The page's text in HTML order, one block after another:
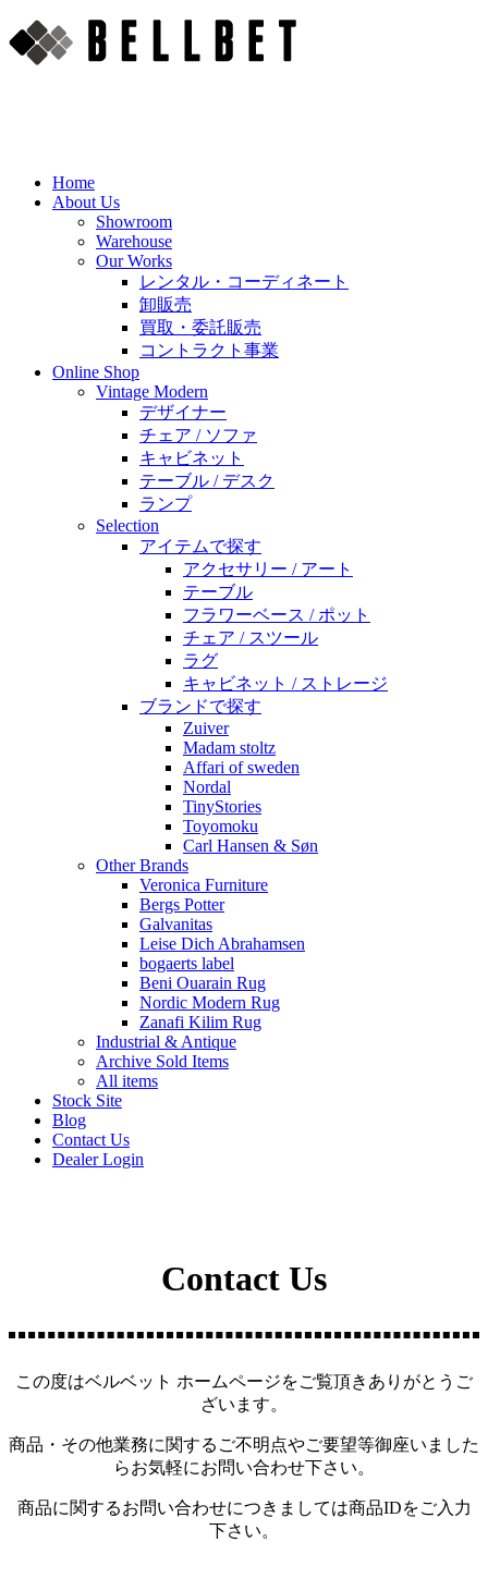
Home
About Us
Showroom
Warehouse
Our Works
レンタル・コーディネート
卸販売
買取・委託販売
コントラクト事業
Online Shop
Vintage Modern
デザイナー
チェア / ソファ
キャビネット
テーブル / デスク
ランプ
Selection
アイテムで探す
アクセサリー / アート
テーブル
フラワーベース / ポット
チェア / スツール
ラグ
キャビネット / ストレージ
ブランドで探す
Zuiver
Madam stoltz
Affari of sweden
Nordal
TinyStories
Toyomoku
Carl Hansen & Søn
Other Brands
Veronica Furniture
Bergs Potter
Galvanitas
Leise Dich Abrahamsen
bogaerts label
Beni Ouarain Rug
Nordic Modern Rug
Zanafi Kilim Rug
Industrial & Antique
Archive Sold Items
All items
Stock Site
Blog
Contact Us
Dealer Login
Contact Us
この度はベルベット ホームページをご覧頂きありがとうご
ざいます。
商品・その他業務に関するご不明点やご要望等御座いました
らお気軽にお問い合わせ下さい。
商品に関するお問い合わせにつきましては商品IDをご入力
下さい。